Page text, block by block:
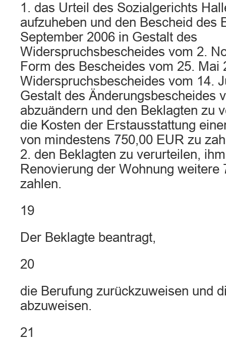
1. das Urteil des Sozialgerichts
aufzuheben und den Bescheid des
September 2006 in Gestalt des
Widerspruchsbescheides vom 2.
Form des Bescheides vom 25. Mai
Widerspruchsbescheides vom 14.
Gestalt des Änderungsbescheides
abzuändern und den Beklagten zu
die Kosten der Erstausstattung
von mindestens 750,00 EUR zu
2. den Beklagten zu verurteilen,
Renovierung der Wohnung weitere
zahlen.
19
Der Beklagte beantragt,
20
die Berufung zurückzuweisen und
abzuweisen.
21